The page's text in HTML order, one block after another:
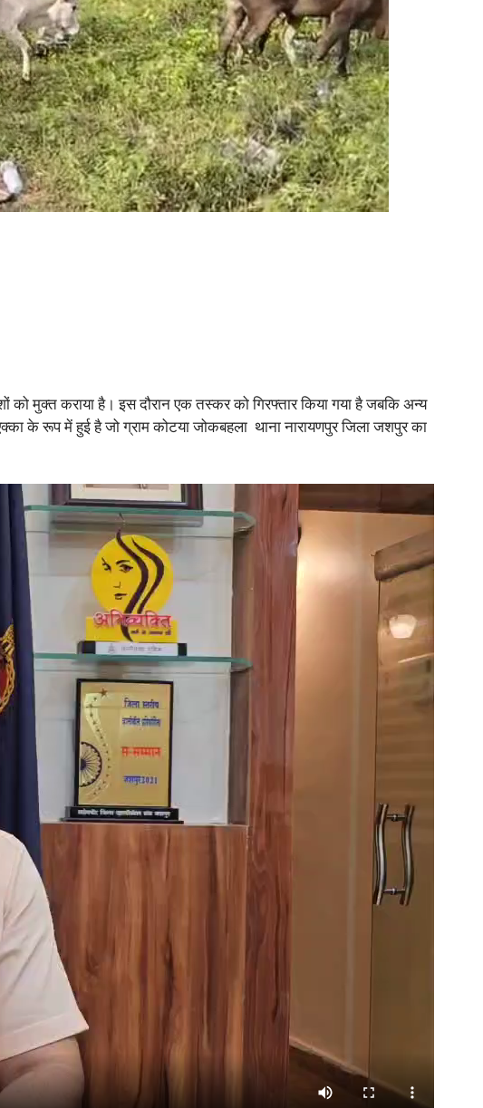
मुक्त कराया है। इस दौरान एक तस्कर को गिरफ्तार किया गया है जबकि अन्य
के रूप में हुई है जो ग्राम कोटया जोकबहला थाना नारायणपुर जिला जशपुर का